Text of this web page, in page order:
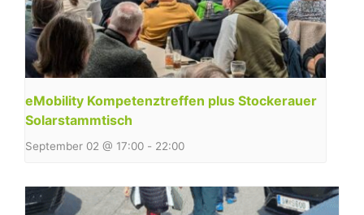
eMobility Kompetenztreffen plus Stockerauer
Solarstammtisch
September 02 @ 17:00 - 22:00